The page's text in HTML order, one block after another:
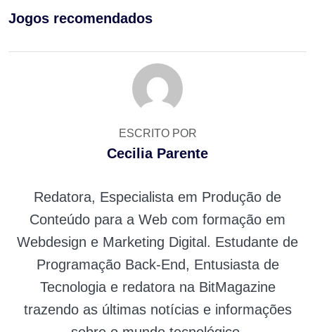
Jogos recomendados
ESCRITO POR
Cecilia Parente
Redatora, Especialista em Produção de
Conteúdo para a Web com formação em
Webdesign e Marketing Digital. Estudante de
Programação Back-End, Entusiasta de
Tecnologia e redatora na BitMagazine
trazendo as últimas notícias e informações